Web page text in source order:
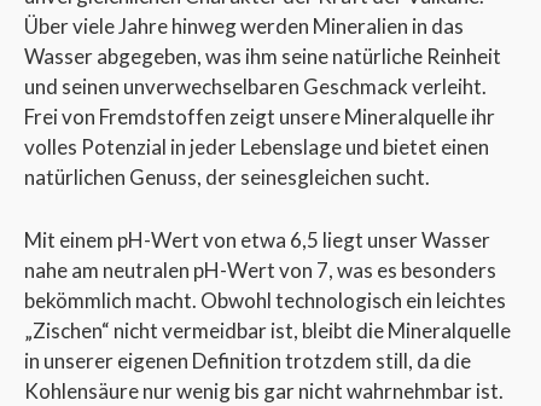
Über viele Jahre hinweg werden Mineralien in das
Wasser abgegeben, was ihm seine natürliche Reinheit
und seinen unverwechselbaren Geschmack verleiht.
Frei von Fremdstoffen zeigt unsere Mineralquelle ihr
volles Potenzial in jeder Lebenslage und bietet einen
natürlichen Genuss, der seinesgleichen sucht.
Mit einem pH-Wert von etwa 6,5 liegt unser Wasser
nahe am neutralen pH-Wert von 7, was es besonders
bekömmlich macht. Obwohl technologisch ein leichtes
„Zischen“ nicht vermeidbar ist, bleibt die Mineralquelle
in unserer eigenen Definition trotzdem still, da die
Kohlensäure nur wenig bis gar nicht wahrnehmbar ist.